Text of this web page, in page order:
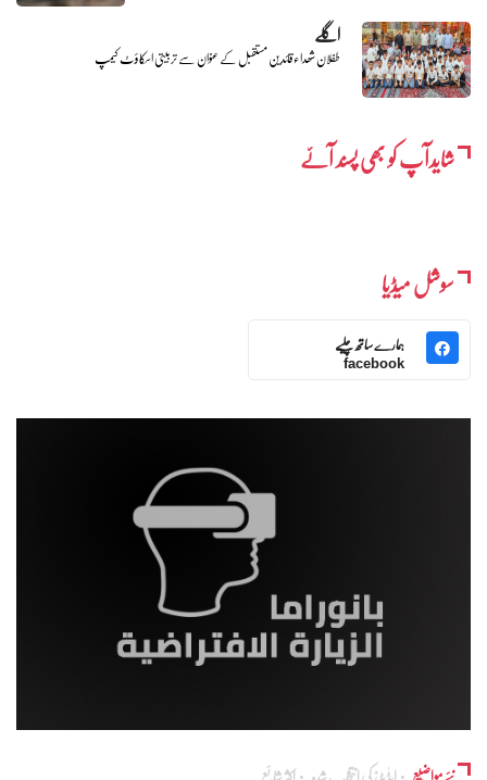
اگلے
طفلان شھداءقائدین مستقبل کے عنوان سے تربیتی اسکاؤٹ کیمپ
شایدآپ کو بھی پسند آئے
سوشل میڈیا
ہمارے ساتھ چلیے
facebook